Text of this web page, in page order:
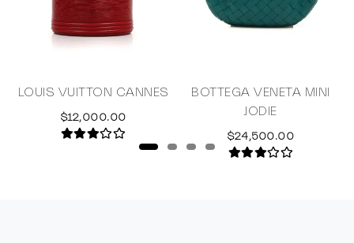
LOUIS VUITTON CANNES
$12,000.00
BOTTEGA VENETA MINI
JODIE
$24,500.00